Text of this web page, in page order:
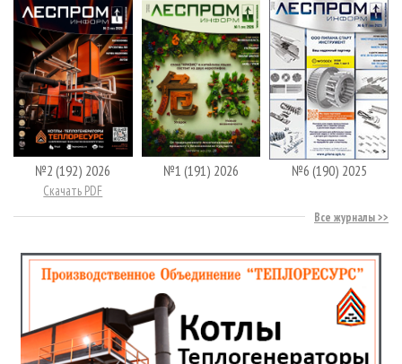
№2 (192) 2026
Скачать PDF
№1 (191) 2026 №6 (190) 2025
Все журналы